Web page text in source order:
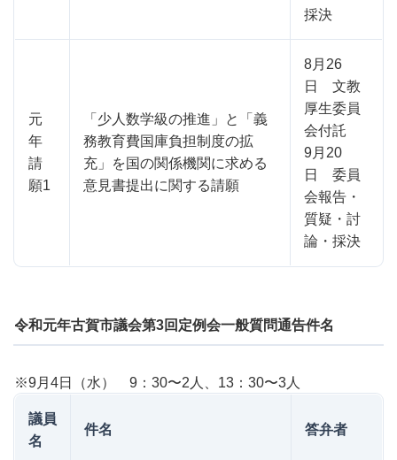
採決
元
年
請
願1
「少人数学級の推進」と「義
務教育費国庫負担制度の拡
充」を国の関係機関に求める
意見書提出に関する請願
8月26
日 文教
厚生委員
会付託
9月20
日 委員
会報告・
質疑・討
論・採決
令和元年古賀市議会第3回定例会一般質問通告件名
※9月4日（水） 9：30〜2人、13：30〜3人
議員
名
件名 答弁者